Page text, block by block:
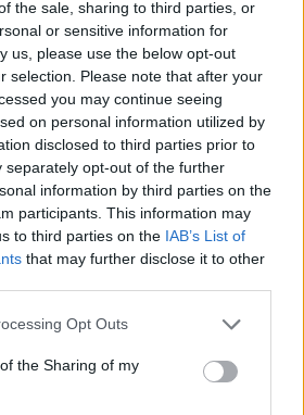
the sale, sharing to third parties, or
or sensitive information for
us, please use the below opt-out
selection. Please note that after your
you may continue seeing
on personal information utilized by
disclosed to third parties prior to
separately opt-out of the further
information by third parties on the
participants. This information may
to third parties on the IAB’s List of
that may further disclose it to other
Opt Outs
the Sharing of my
τα δύο αποτελέσματα που
σε Ολυμπιακό και
τόνισε:
ήρθε πολύ δύσκολα,
πίεση. Αντίθετα με την
Ο κ. Πετράκης μας είχε
και φτάσαμε σ’ αυτή τη
μας είχε έτοιμους για
με την ΑΕΚ
ένα εντυπωσιακό γκολ,